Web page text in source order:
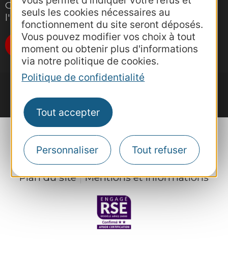
seuls les cookies nécessaires au
fonctionnement du site seront déposés.
Vous pouvez modifier vos choix à tout
moment ou obtenir plus d'informations
via notre politique de cookies.
Politique de confidentialité
Tout accepter
Personnaliser Tout refuser
Occitanie pour suivre nos actions et
l'actualité du tourisme dans la région
Je m'abonne
Plan du site Mentions et informations